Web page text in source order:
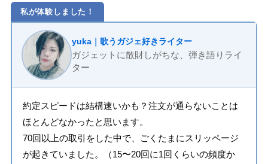
私が体験しました！
yuka｜歌うガジェ好きライター
ガジェットに散財しがちな、弾き語りライ
ター
約定スピードは結構速いかも？注文が通らないことは
ほとんどなかったと思います。
70回以上の取引をした中で、ごくたまにスリッページ
が起きていました。（15〜20回に1回くらいの頻度か